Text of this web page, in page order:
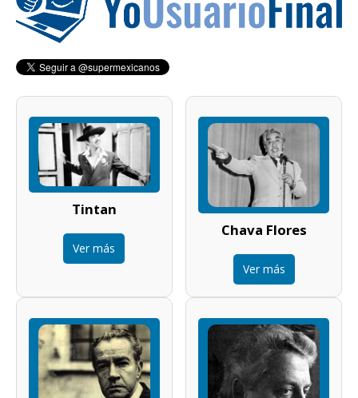
Tintan
Ver más
Chava Flores
Ver más